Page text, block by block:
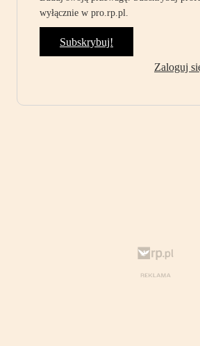
wyłącznie w pro.rp.pl.
Subskrybuj!
Zaloguj